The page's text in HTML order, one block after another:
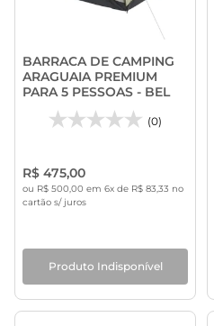
BARRACA DE CAMPING
ARAGUAIA PREMIUM
PARA 5 PESSOAS - BEL
(0)
R$ 475,00
ou R$ 500,00 em 6x de R$ 83,33 no
cartão s/ juros
Produto Indisponível